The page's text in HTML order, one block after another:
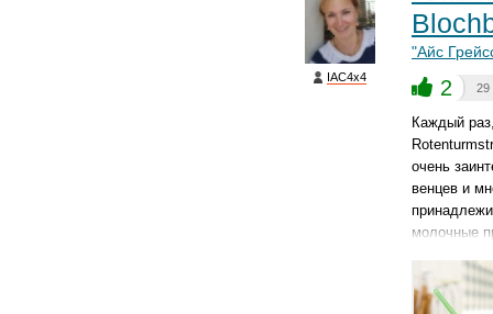
IAC4x4
"Айс
2 29
Каждый
очень
венцев и
молочные